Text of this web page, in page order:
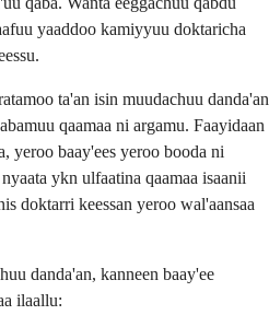
yaaddoo kamiyyuu doktaricha
ta'an isin muudachuu danda'an
qaamaa ni argamu. Faayidaan
yeroo baay'ees yeroo booda ni
ykn ulfaatina qaamaa isaanii
doktarri keessan yeroo wal'aansaa
danda'an, kanneen baay'ee
ilaallu: